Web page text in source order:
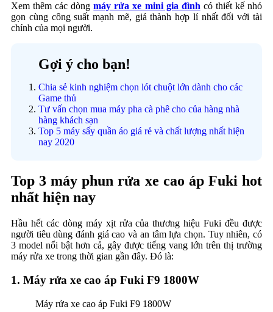
Xem thêm các dòngmáy rửa xe mini gia đìnhcó thiết kế nhỏ
gọn cùng công suất mạnh mẽ, giá thành hợp lí nhất đối với tài
chính của mọi người.
Gợi ý cho bạn!
Chia sẻ kinh nghiệm chọn lót chuột lớn dành cho các
Game thủ
Tư vấn chọn mua máy pha cà phê cho của hàng nhà
hàng khách sạn
Top 5 máy sấy quần áo giá rẻ và chất lượng nhất hiện
nay 2020
Top 3 máy phun rửa xe cao áp Fuki hot
nhất hiện nay
Hầu hết các dòng máy xịt rửa của thương hiệu Fuki đều được
người tiêu dùng đánh giá cao và an tâm lựa chọn. Tuy nhiên, có
3 model nổi bật hơn cả, gây được tiếng vang lớn trên thị trường
máy rửa xe trong thời gian gần đây. Đó là:
1. Máy rửa xe cao áp Fuki F9 1800W
Máy rửa xe cao áp Fuki F9 1800W